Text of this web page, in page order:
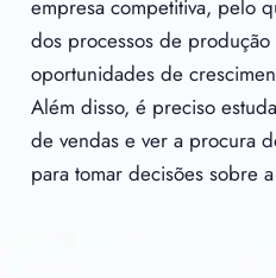
empresa competitiva, pelo
dos processos de
oportunidades de
Além disso, é preciso
de vendas e ver a procura
para tomar decisões sobre